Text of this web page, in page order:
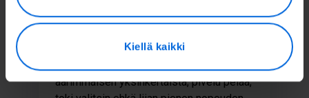
Kiellä kaikki
1 year ago
äärimmäisen yksinkertaista, plvelu pelaa,